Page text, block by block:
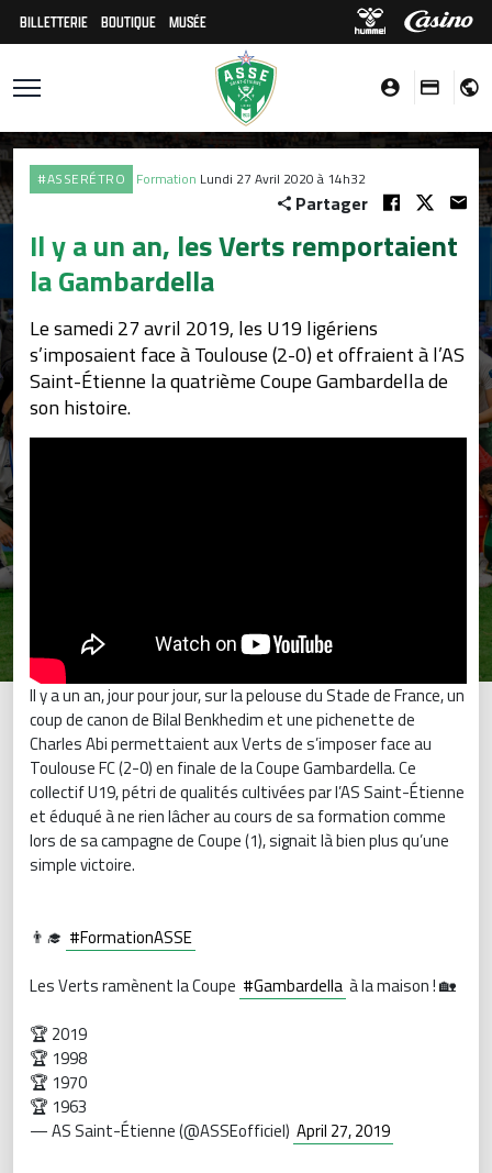
BILLETTERIE BOUTIQUE MUSÉE
#ASSERÉTRO Formation Lundi 27 Avril 2020 à 14h32
Partager
Il y a un an, les Verts remportaient
la Gambardella
Le samedi 27 avril 2019, les U19 ligériens
s’imposaient face à Toulouse (2-0) et offraient à l’AS
Saint-Étienne la quatrième Coupe Gambardella de
son histoire.
Il y a un an, jour pour jour, sur la pelouse du Stade de France, un
coup de canon de Bilal Benkhedim et une pichenette de
Charles Abi permettaient aux Verts de s’imposer face au
Toulouse FC (2-0) en finale de la Coupe Gambardella. Ce
collectif U19, pétri de qualités cultivées par l’AS Saint-Étienne
et éduqué à ne rien lâcher au cours de sa formation comme
lors de sa campagne de Coupe (1), signait là bien plus qu’une
simple victoire.
👨‍🎓 #FormationASSE
Les Verts ramènent la Coupe #Gambardella à la maison ! 🏡
🏆 2019
🏆 1998
🏆 1970
🏆 1963
— AS Saint-Étienne (@ASSEofficiel) April 27, 2019